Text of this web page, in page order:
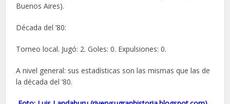
Buenos Aires).
Década del ’80:
Torneo local. Jugó: 2. Goles: 0. Expulsiones: 0.
A nivel general: sus estadísticas son las mismas que las de
la década del ’80.